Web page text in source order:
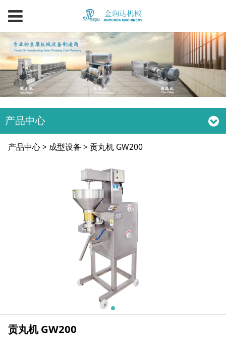
产品中心
贡丸机 GW200
产品中心> 成型设备 >贡丸机 GW200
贡丸机 GW200